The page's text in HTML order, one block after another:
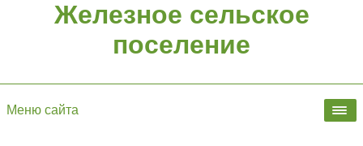
Железное сельское
поселение
Меню сайта